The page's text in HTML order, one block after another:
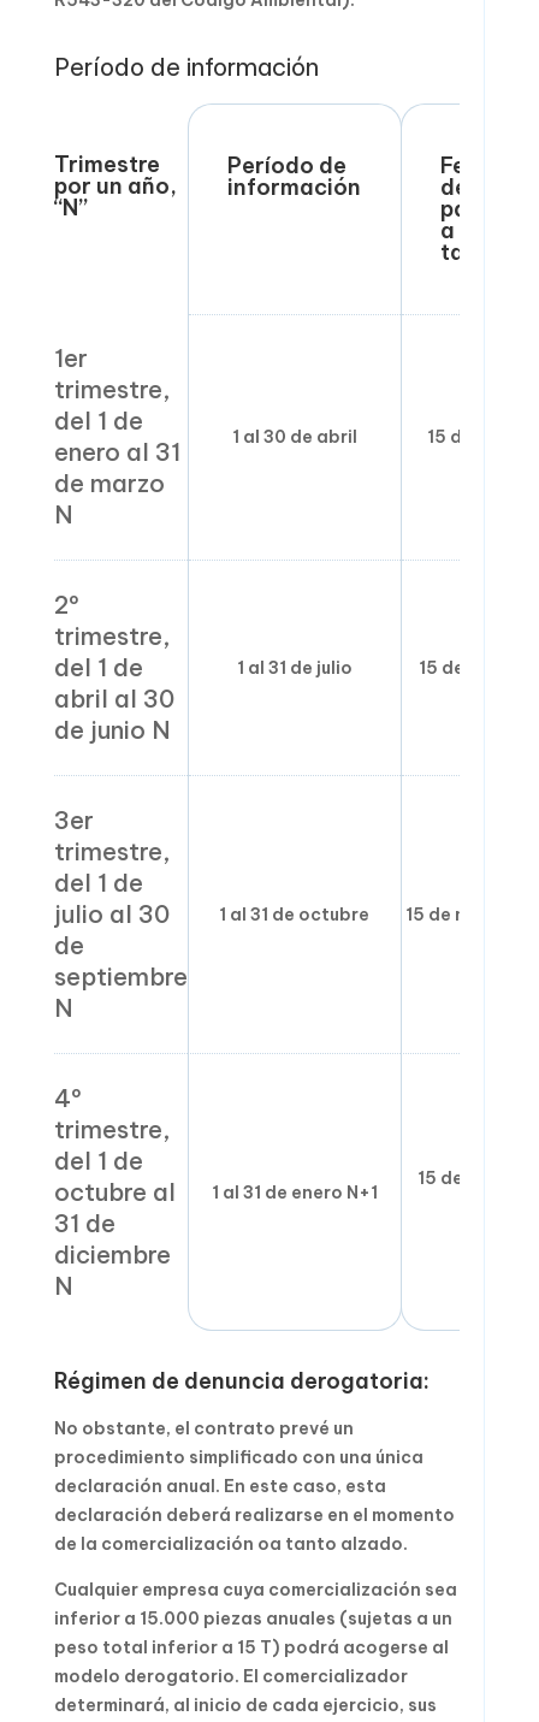
Período de información
Trimestre
por un año,
“N”
Período de
información
Fecha
de
pago
a más
tardar
1er
trimestre,
del 1 de
enero al 31
de marzo
N
1 al 30 de abril 15 de mayo
2º
trimestre,
del 1 de
abril al 30
de junio N
1 al 31 de julio 15 de agosto
3er
trimestre,
del 1 de
julio al 30
de
septiembre
N
1 al 31 de octubre 15 de
4º
trimestre,
del 1 de
octubre al
31 de
diciembre
N
1 al 31 de enero N+1
15 de febrero
Régimen de denuncia derogatoria:
No obstante, el contrato prevé un
procedimiento simplificado con una única
declaración anual. En este caso, esta
declaración deberá realizarse en el momento
de la comercialización oa tanto alzado.
Cualquier empresa cuya comercialización sea
inferior a 15.000 piezas anuales (sujetas a un
peso total inferior a 15 T) podrá acogerse al
modelo derogatorio. El comercializador
determinará, al inicio de cada ejercicio, sus